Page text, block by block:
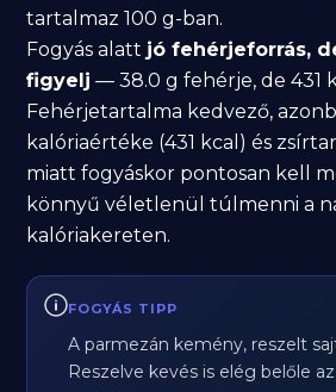
tartalmaz 100 g-ban.
Fogyás alatt jó fehérjeforrás,
figyelj — 38.0 g fehérje, de 431
Fehérjetartalma kedvező,
kalóriaértéke (431 kcal) és
miatt fogyáskor pontosan kell
könnyű véletlenül túlmenni a
kalóriakereten.
FOGYÁS TIPP
A parmezán kemény, reszelt
Reszelve kevés is elég belőle